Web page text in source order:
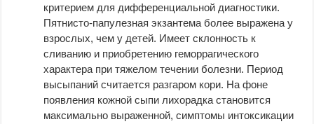
критерием для дифференциальной диагностики.
Пятнисто-папулезная экзантема более выражена у
взрослых, чем у детей. Имеет склонность к
сливанию и приобретению геморрагического
характера при тяжелом течении болезни. Период
высыпаний считается разгаром кори. На фоне
появления кожной сыпи лихорадка становится
максимально выраженной, симптомы интоксикации